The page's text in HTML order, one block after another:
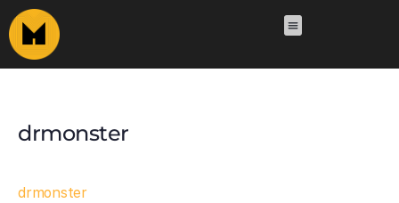
drmonster
drmonster